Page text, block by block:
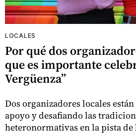
LOCALES
Por qué dos
que es importante
Vergüenza”
Dos organizadores locales
apoyo y desafiando las
heteronormativas en la pista de